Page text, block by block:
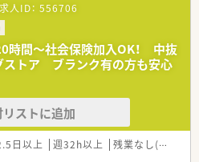
人ID： 556706
時間～社会保険加入OK！ 中抜
ストア ブランク有の方も安心
ストに追加
日以上 週32h以上 残業なし(ほぼなし含む)